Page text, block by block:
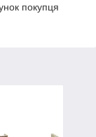
покупця